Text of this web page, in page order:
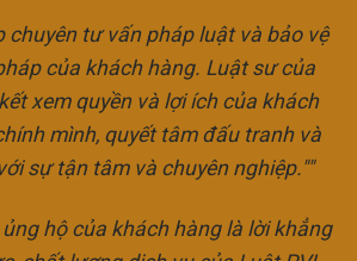
chuyên tư vấn pháp luật và bảo vệ
của khách hàng. Luật sư của
xem quyền và lợi ích của khách
mình, quyết tâm đấu tranh và
sự tận tâm và chuyên nghiệp.""
hộ của khách hàng là lời khẳng